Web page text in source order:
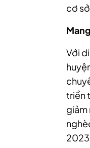
cơ
Với
triển
giảm